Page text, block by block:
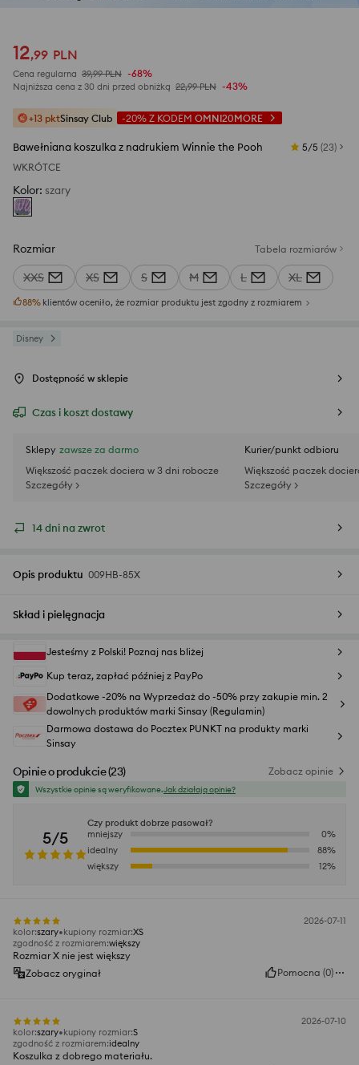
12,99 PLN
Cena regularna 39,99 PLN -68%
Najniższa cena z 30 dni przed obniżką 22,99 PLN -43%
+13 pktSinsay Club -20% Z KODEM OMNI20MORE
Bawełniana koszulka z nadrukiem Winnie the Pooh 5/5 (23)
WKRÓTCE
Kolor: szary
Rozmiar Tabela rozmiarów
XXS XS S M L XL
88% klientów oceniło, że rozmiar produktu jest zgodny z rozmiarem
Disney
Dostępność w sklepie
Czas i koszt dostawy
Sklepy zawsze za darmo
Większość paczek dociera w 3 dni robocze
Szczegóły >
Kurier/punkt odbioru
Większość paczek
Szczegóły >
14 dni na zwrot
Opis produktu 009HB-85X
Skład i pielęgnacja
Jesteśmy z Polski! Poznaj nas bliżej
Kup teraz, zapłać później z PayPo
Dodatkowe -20% na Wyprzedaż do -50% przy zakupie min. 2
dowolnych produktów marki Sinsay (Regulamin)
Darmowa dostawa do Pocztex PUNKT na produkty marki
Sinsay
Opinie o produkcie(23) Zobacz opinie
Wszystkie opinie są weryfikowane.Jak działają opinie?
5/5
Czy produkt dobrze pasował?
mniejszy
0%
idealny
88%
większy
12%
2026-07-11
kolor:szary kupiony rozmiar:XS
zgodność z rozmiarem:większy
Rozmiar X nie jest większy
Zobacz oryginał
Pomocna (0)
2026-07-10
kolor:szary kupiony rozmiar:S
zgodność z rozmiarem:idealny
Koszulka z dobrego materiału.